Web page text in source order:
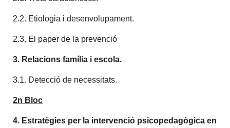
2.2. Etiologia i desenvolupament.
2.3. El paper de la prevenció
3. Relacions família i escola.
3.1. Detecció de necessitats.
2n Bloc
4. Estratègies per la intervenció psicopedagògica en